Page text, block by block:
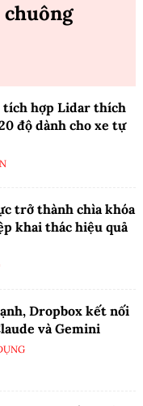
tích hợp Lidar thích
độ dành cho xe tự
trở thành chìa khóa
khai thác hiệu quả
Dropbox kết nối
và Gemini